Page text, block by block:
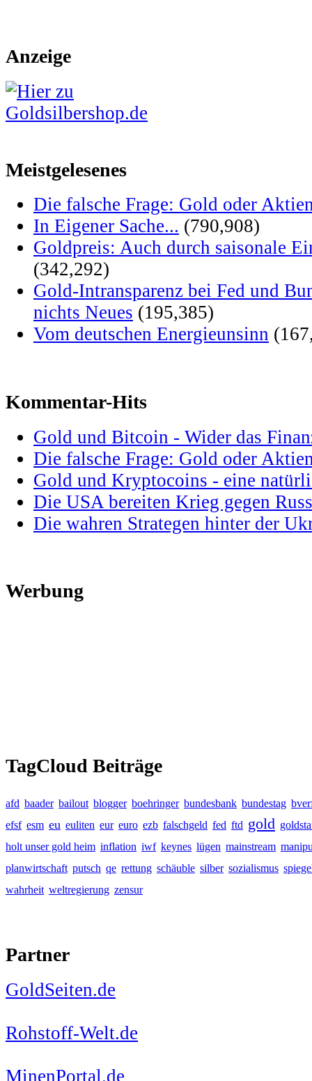
Anzeige
Meistgelesenes
Die falsche Frage: Gold oder
In Eigener Sache... (790,908)
Goldpreis: Auch durch saisonale
(342,292)
Gold-Intransparenz bei Fed und
nichts Neues (195,385)
Vom deutschen Energieunsinn
Kommentar-Hits
Gold und Bitcoin - Wider das
Die falsche Frage: Gold oder
Gold und Kryptocoins - eine
Die USA bereiten Krieg gegen
Die wahren Strategen hinter der
Werbung
TagCloud Beiträge
afd baader bailout blogger boehringer bundesbank bundestag
efsf esm eu euliten eur euro ezb falschgeld fed ftd gold
holt unser gold heim inflation iwf keynes lügen mainstream
planwirtschaft putsch qe rettung schäuble silber sozialismus
wahrheit weltregierung zensur
Partner
GoldSeiten.de
Rohstoff-Welt.de
MinenPortal.de